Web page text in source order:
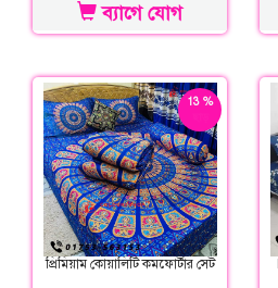
ব্যাগে যোগ
13 %
প্রিমিয়াম কোয়ালিটি কমফোর্টার সেট